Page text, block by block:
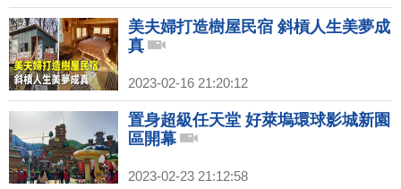
美夫婦打造樹屋民宿 斜槓人生美夢成
真
2023-02-16 21:20:12
置身超級任天堂 好萊塢環球影城新園
區開幕
2023-02-23 21:12:58